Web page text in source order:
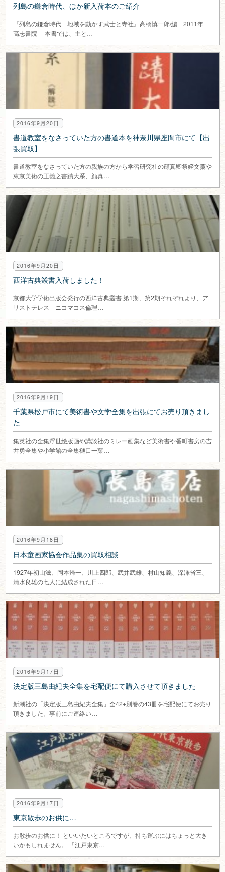
列島の鎌倉時代、ほか新入荷本のご紹介
『列島の鎌倉時代 地域を動かす武士と寺社』高橋慎一郎/編 2011年
高志書院 本書では、主と…
2016年9月20日
書道教室をなさっていた方の書道本を神奈川県座間市にて【出
張買取】
書道教室をなさっていた方の親族の方から学習研究社の顔真卿祭姪文藁や
東京美術の王義之書蹟大系、顔真…
2016年9月20日
西洋古典叢書入荷しました！
京都大学学術出版会発行の西洋古典叢書 第1期、第2期それぞれより、ア
リストテレス「ニコマコス倫理…
2016年9月19日
千葉県松戸市にて美術書や文学全集を出張にてお売り頂きまし
た
集英社の全集浮世絵版画や講談社のミレー画集など美術書や番町書房の吉
井勇全集や小学館の全集樋口一葉…
2016年9月18日
日本童画家協会作品集の買取相談
1927年初山滋、岡本帰一、川上四郎、武井武雄、村山知義、深澤省三、
清水良雄の七人に結成された日…
2016年9月17日
決定版三島由紀夫全集を宅配便にて購入させて頂きました
新潮社の「決定版三島由紀夫全集」全42+別巻の43冊を宅配便にてお売り
頂きました。事前にご連絡い…
2016年9月17日
東京散歩のお供に…
お散歩のお供に！ といいたいところですが、持ち運ぶにはちょっと大き
いかもしれません。 「江戸東京…